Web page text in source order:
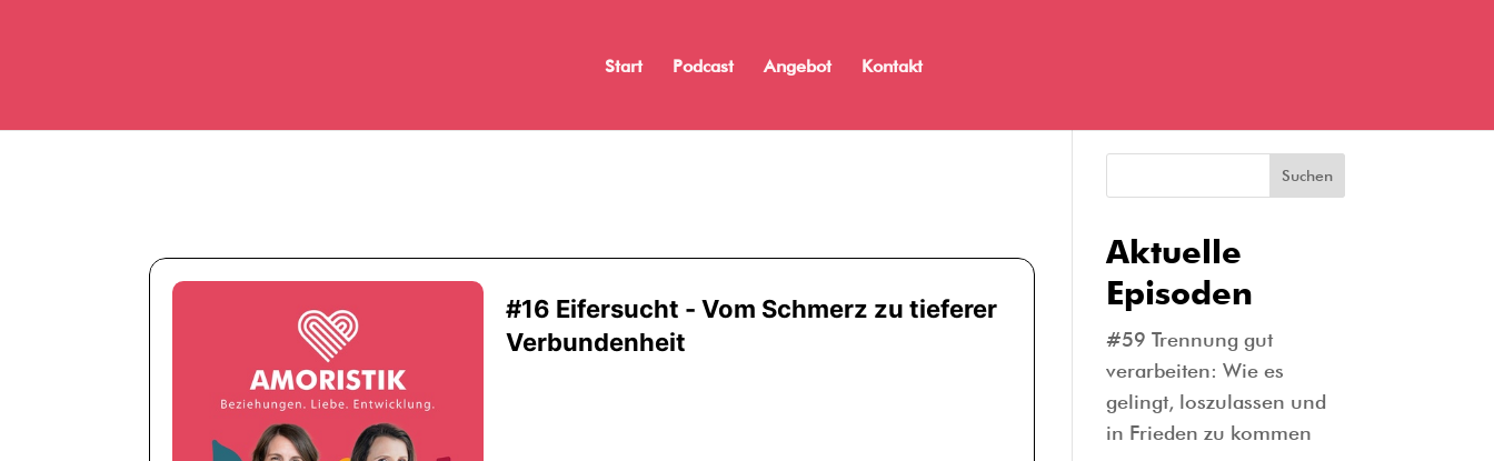
Start Podcast Angebot Kontakt
Suchen
Aktuelle
Episoden
#59 Trennung gut
verarbeiten: Wie es
gelingt, loszulassen und
in Frieden zu kommen